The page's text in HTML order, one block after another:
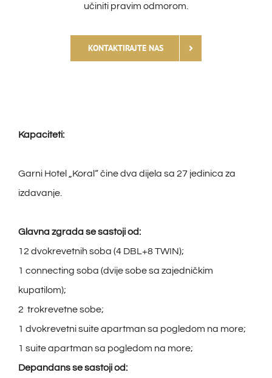
učiniti pravim odmorom.
KONTAKTIRAJTE NAS
Kapaciteti:
Garni Hotel „Koral“ čine dva dijela sa 27 jedinica za
izdavanje.
Glavna zgrada se sastoji od:
12 dvokrevetnih soba (4 DBL+8 TWIN);
1 connecting soba (dvije sobe sa zajedničkim
kupatilom);
2 trokrevetne sobe;
1 dvokrevetni suite apartman sa pogledom na more;
1 suite apartman sa pogledom na more;
Depandans se sastoji od: